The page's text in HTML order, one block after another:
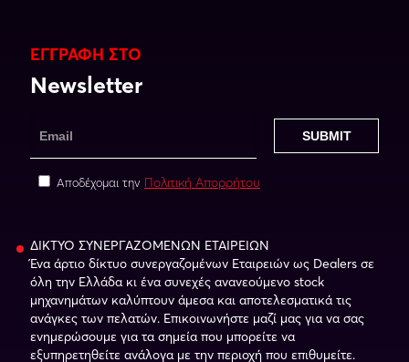
ΕΓΓΡΑΦΗ ΣΤΟ
Newsletter
Αποδέχομαι την Πολιτική Απορρήτου
ΔΙΚΤΥΟ ΣΥΝΕΡΓΑΖΟΜΕΝΩΝ ΕΤΑΙΡΕΙΩΝ
Ένα άρτιο δίκτυο συνεργαζομένων Εταιρειών ως Dealers σε
όλη την Ελλάδα κι ένα συνεχές ανανεούμενο stock
μηχανημάτων καλύπτουν άμεσα και αποτελεσματικά τις
ανάγκες των πελατών. Επικοινωνήστε μαζί μας για να σας
ενημερώσουμε για τα σημεία που μπορείτε να
εξυπηρετηθείτε ανάλογα με την περιοχή που επιθυμείτε.